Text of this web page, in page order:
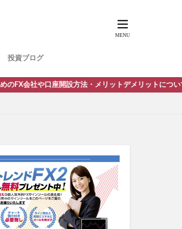
投資ブログ
座開設方法・メリットデメリットについて徹底分析！